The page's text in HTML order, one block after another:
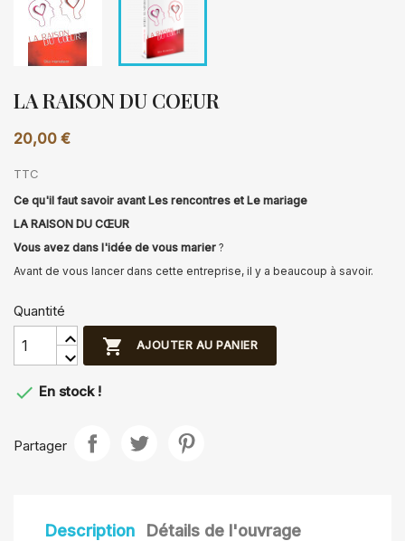
LA RAISON DU COEUR
20,00 €
TTC
Ce qu'il faut savoir avant Les rencontres et Le mariage
LA RAISON DU CŒUR
Vous avez dans l'idée de vous marier ?
Avant de vous lancer dans cette entreprise, il y a beaucoup à savoir.
Quantité
 AJOUTER AU PANIER
 En stock !
Partager
Description Détails de l'ouvrage